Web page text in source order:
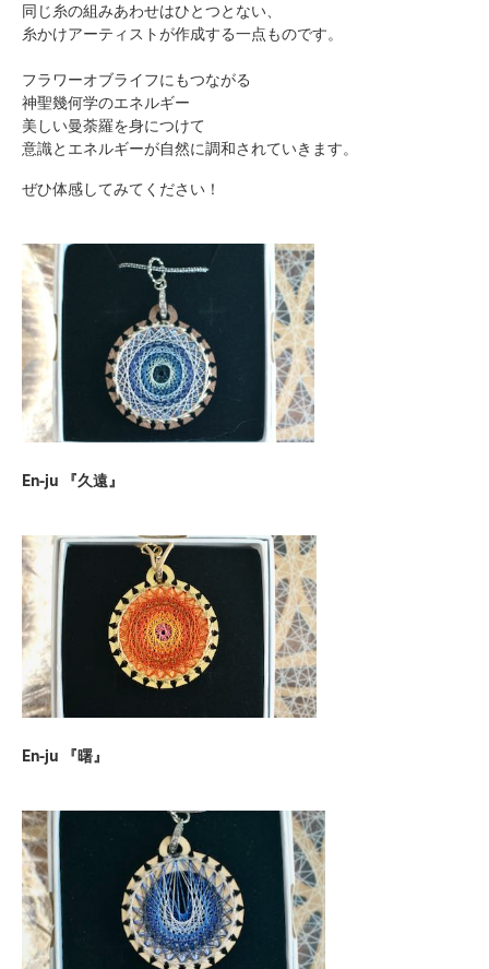
同じ糸の組みあわせはひとつとない、
糸かけアーティストが作成する一点ものです。
フラワーオブライフにもつながる
神聖幾何学のエネルギー
美しい曼荼羅を身につけて
意識とエネルギーが自然に調和されていきます。
ぜひ体感してみてください！
En-ju 『久遠』
En-ju 『曙』